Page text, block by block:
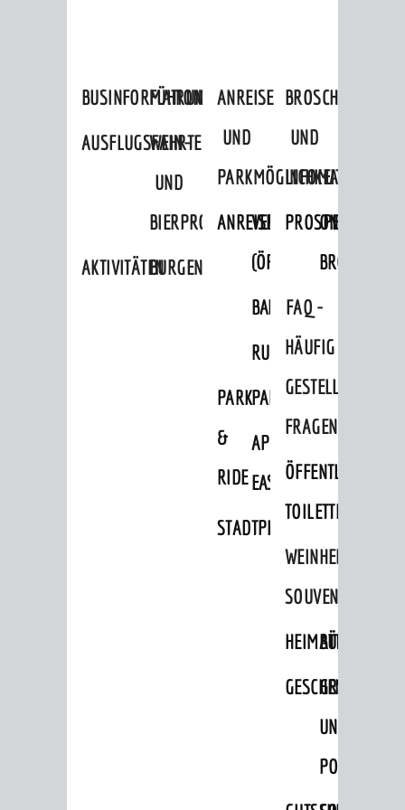
BUSINFORMATION
FÜHRUNGEN
AUSFLUGSFAHRTEN
WEIN-
UND
BIERPROBEN
AKTIVITÄTENBURGENERLEBNISSE
ANREISE
UND
PARKMÖGLICHKEITEN
ANREISEVERKEHR
(ÖPNV)
BAHNVERKEHR
BUSVERKEHR
RUFTAXI
PARK
&
RIDE
PARKEN
APP
EASYPARKEN
STADTPLAN
BROSCHÜREN
UND
INFOMATERIAL
ONLINE-
FAQ -
HÄUFIG
GESTELLTE
FRAGEN
ÖFFENTLICHE
TOILETTEN
WEINHEIMER
SOUVENIRS
HEIMATTAGE
BÜCHER
GESCHENKE
GRUSS-
UND
POSTKARTEN